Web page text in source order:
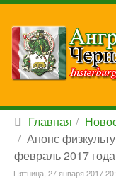
Главная
Анонс
февраль 2017 года
Пятница, 27 января 2017